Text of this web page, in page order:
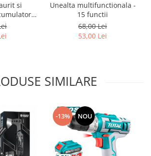
si
2Ah,
Unealta multifunctionala -
15 functii
68,00 Lei
53,00 Lei
SIMILARE
-13% NOU